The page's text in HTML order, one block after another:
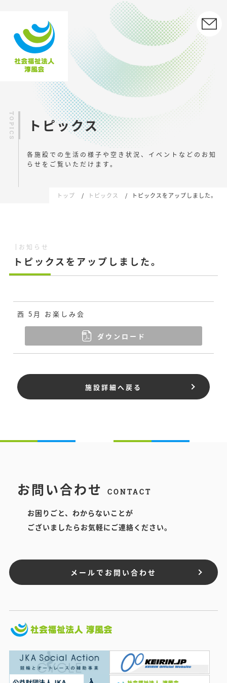
トピックス
各施設での生活の様子や空き状況、イベントなどの お知
らせをご覧いただけます。
トップ トピックス トピックスをアップしました。
お知らせ
トピックスをアップしました。
西 5月 お楽しみ会
ダウンロード
施設詳細へ戻る
お問い合わせ CONTACT
お困りごと、わからないことが
ございましたらお気軽にご連絡ください。
メールでお問い合わせ